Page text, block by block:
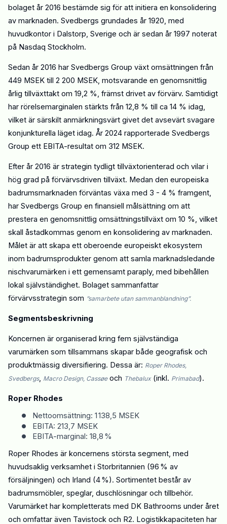
bolaget år 2016 bestämde sig för att initiera en konsolidering
av marknaden. Svedbergs grundades år 1920, med
huvudkontor i Dalstorp, Sverige och är sedan år 1997 noterat
på Nasdaq Stockholm.
Sedan år 2016 har Svedbergs Group växt omsättningen från
449 MSEK till 2 200 MSEK, motsvarande en genomsnittlig
årlig tillväxttakt om 19,2 %, främst drivet av förvärv. Samtidigt
har rörelsemarginalen stärkts från 12,8 % till ca 14 % idag,
vilket är särskilt anmärkningsvärt givet det avsevärt svagare
konjunkturella läget idag. År 2024 rapporterade Svedbergs
Group ett EBITA-resultat om 312 MSEK.
Efter år 2016 är strategin tydligt tillväxtorienterad och vilar i
hög grad på förvärvsdriven tillväxt. Medan den europeiska
badrumsmarknaden förväntas växa med 3 - 4 % framgent,
har Svedbergs Group en finansiell målsättning om att
prestera en genomsnittlig omsättningstillväxt om 10 %, vilket
skall åstadkommas genom en konsolidering av marknaden.
Målet är att skapa ett oberoende europeiskt ekosystem
inom badrumsprodukter genom att samla marknadsledande
nischvarumärken i ett gemensamt paraply, med bibehållen
lokal självständighet. Bolaget sammanfattar
förvärvsstrategin som ”samarbete utan sammanblandning”.
Segmentsbeskrivning
Koncernen är organiserad kring fem självständiga
varumärken som tillsammans skapar både geografisk och
produktmässig diversifiering. Dessa är: Roper Rhodes,
Svedbergs, Macro Design, Cassøeoch Thebalux(inkl. Primabad).
Roper Rhodes
• Nettoomsättning: 1 138,5 MSEK
• EBITA: 213,7 MSEK
•
EBITA-marginal: 18,8 %
Roper Rhodes är koncernens största segment, med
huvudsaklig verksamhet i Storbritannien (96 % av
försäljningen) och Irland (4 %). Sortimentet består av
badrumsmöbler, speglar, duschlösningar och tillbehör.
Varumärket har kompletterats med DK Bathrooms under året
och omfattar även Tavistock och R2. Logistikkapaciteten har